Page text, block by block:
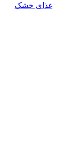
غذای خشک